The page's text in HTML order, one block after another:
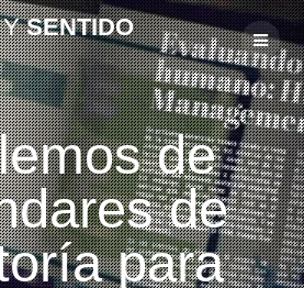
SENTIDO
de
de
para